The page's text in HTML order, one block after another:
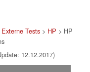
Externe Tests> HP > HP
12.12.2017)